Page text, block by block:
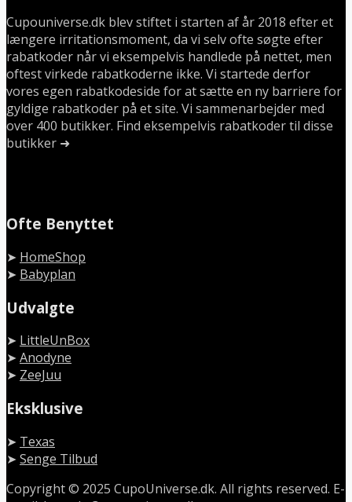
Cupouniverse.dk blev stiftet i starten af år 2018 efter et
længere irritationsmoment, da vi selv ofte søgte efter
rabatkoder når vi eksempelvis handlede på nettet, men
oftest virkede rabatkoderne ikke. Vi startede derfor
vores egen rabatkodeside for at sætte en ny barriere for
gyldige rabatkoder på et site. Vi sammenarbejder med
over 400 butikker. Find eksempelvis rabatkoder til disse
butikker ➜
Ofte Benyttet
➤ HomeShop
➤ Babyplan
Udvalgte
➤ LittleUnBox
➤ Anodyne
➤ ZeeJuu
Eksklusive
➤ Texas
➤ Senge Tilbud
Copyright © 2025 CupoUniverse.dk. All rights reserved. E-